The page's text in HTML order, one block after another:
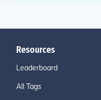
Resources
Leaderboard
All Tags